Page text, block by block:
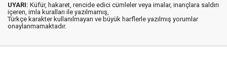
UYARI: Küfür, hakaret, rencide edici cümleler veya imalar, inançlara saldırı
içeren, imla kuralları ile yazılmamış,
Türkçe karakter kullanılmayan ve büyük harflerle yazılmış yorumlar
onaylanmamaktadır.